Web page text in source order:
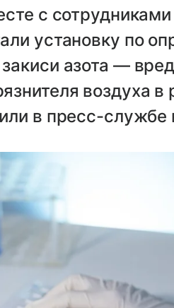
с
установку по
азота —
воздуха в
в пресс-службе